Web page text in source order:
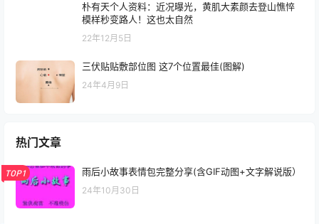
朴有天个人资料：近况曝光，黄肌大素颜去登山憔悴
模样秒变路人！这也太自然
22年12月5日
三伏贴贴敷部位图 这7个位置最佳(图解)
24年4月9日
热门文章
TOP1 雨后小故事表情包完整分享(含GIF动图+文字解说版）
24年10月30日